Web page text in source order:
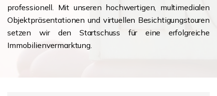
professionell. Mit unseren hochwertigen, multimedialen
Objektpräsentationen und virtuellen Besichtigungstouren
setzen wir den Startschuss für eine erfolgreiche
Immobilienvermarktung.